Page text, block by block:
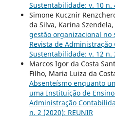
Sustentabilidade: v. 10 n.
Simone Kucznir
da Silva, Karina Szendela,
gestão organizacional no
Revista de
Sustentabilidade: v. 12 n.
Marcos Igor da Costa
Filho, Maria Luiza da
Absenteísmo enquanto
uma Instituição de
Administração
n. 2 (2020): REUNIR